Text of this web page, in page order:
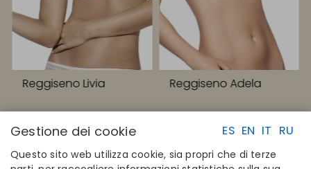
Reggiseno Livia Reggiseno Adela
ES EN IT RU
Gestione dei cookie
Questo sito web utilizza cookie, sia propri che di terze